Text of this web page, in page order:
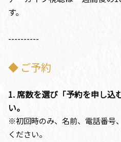
す。
----------
◆ ご予約
1. 席数を選び「予約を申し込
い。
※初回時のみ、名前、電話番号
ください。